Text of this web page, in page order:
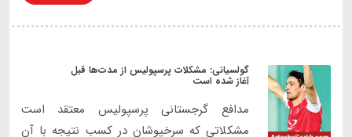
گولسیانی: مشکلات پرسپولیس از مدت‌ها قبل
آغاز شده است
مدافع گرجستانی پرسپولیس معتقد است
مشکلاتی که سرخپوشان در کسب نتیجه با آن